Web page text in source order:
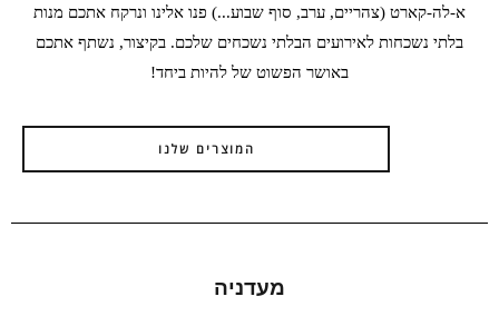
א-לה-קארט (צהריים, ערב, סוף שבוע...) פנו אלינו ונרקח אתכם מנות
בלתי נשכחות לאירועים הבלתי נשכחים שלכם. בקיצור, נשתף אתכם
באושר הפשוט של להיות ביחד!
המוצרים שלנו
מעדניה